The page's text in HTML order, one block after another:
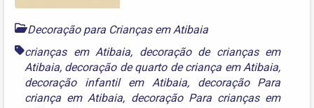
Decoração para Crianças em Atibaia
crianças em Atibaia, decoração de crianças em
Atibaia, decoração de quarto de criança em Atibaia,
decoração infantil em Atibaia, decoração Para
criança em Atibaia, decoração Para crianças em